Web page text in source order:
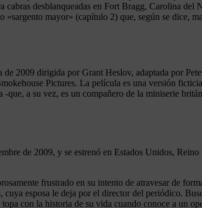
cabras desblanqueadas en Fort Bragg, Carolina
mayor» (capítulo 2) que, según se dice,
2009 dirigida por Grant Heslov, adaptada por
Pictures. La película es una versión
que, a su vez, es un compañero de la miniserie
de 2009, y se estrenó en Estados Unidos,
frustrado en su intento de atravesar de
esposa le deja por el director del periódico.
con la historia de su vida cuando conoce a un